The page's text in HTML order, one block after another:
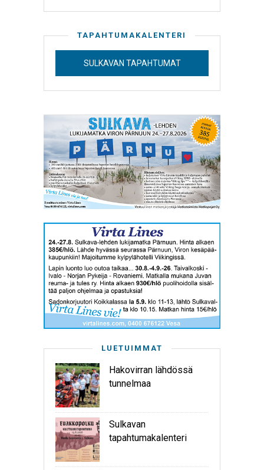
TAPAHTUMAKALENTERI
SULKAVAN TAPAHTUMAT
LUETUIMMAT
Hakovirran lähdössä
tunnelmaa
Sulkavan
tapahtumakalenteri